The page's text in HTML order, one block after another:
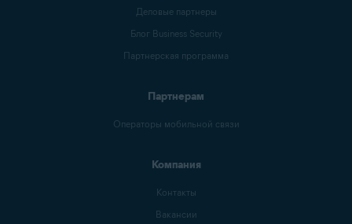
Деловые партнеры
Блог Business Security
Партнерская программа
Партнерам
Операторы мобильной связи
Компания
Контакты
Вакансии